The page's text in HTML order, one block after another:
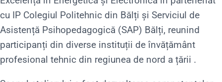
cu IP Colegiul Politehnic din Bălți și Serviciul de
Asistență Psihopedagogică (SAP) Bălți, reunind
participanți din diverse instituții de învățământ
profesional tehnic din regiunea de nord a țării .